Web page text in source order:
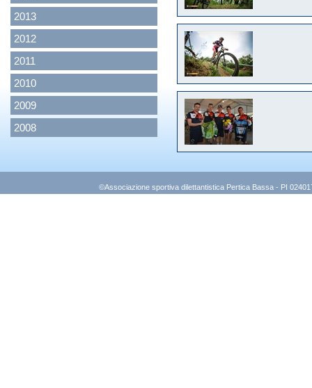
2013
2012
2011
2010
2009
2008
©Associazione sportiva dilettantistica Pertica Bassa - PI